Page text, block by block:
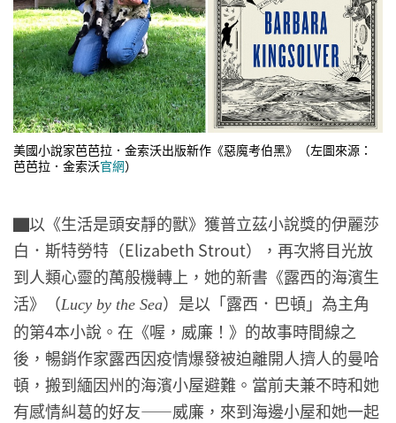
美國小說家芭芭拉．金索沃出版新作《惡魔考伯黑》（左圖來源：
芭芭拉．金索沃官網）
▇以《生活是頭安靜的獸》獲普立茲小說獎的伊麗莎
白．斯特勞特（Elizabeth Strout），再次將目光放
到人類心靈的萬般機轉上，她的新書《露西的海濱生
活》（Lucy by the Sea）是以「露西．巴頓」為主角
的第4本小說。在《喔，威廉！》的故事時間線之
後，暢銷作家露西因疫情爆發被迫離開人擠人的曼哈
頓，搬到緬因州的海濱小屋避難。當前夫兼不時和她
有感情糾葛的好友——威廉，來到海邊小屋和她一起